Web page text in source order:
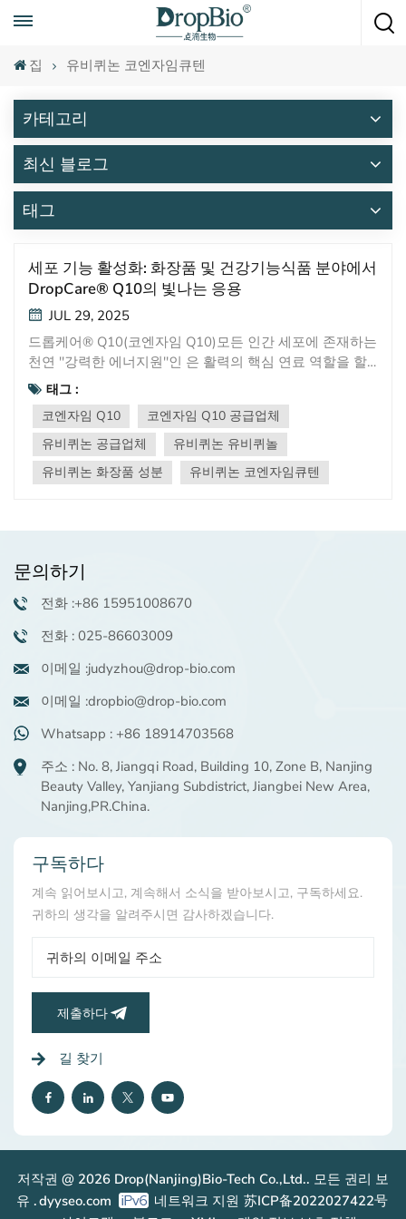
언제든지 전화하세요
+86 15951008670
집 유비퀴논 코엔자임큐텐
카테고리
최신 블로그
태그
세포 기능 활성화: 화장품 및 건강기능식품 분야에서
DropCare® Q10의 빛나는 응용
JUL 29, 2025
드롭케어® Q10(코엔자임 Q10)모든 인간 세포에 존재하는
천연 "강력한 에너지원"인 은 활력의 핵심 연료 역할을 할
뿐만 아니라, 탁월한 항산화 효과와 세포 활성화 능력으로
화장품 및 건강기능식품 분야에서도 눈부신 활약을 펼칩니
다. 신뢰할 수 있는 원자재 공급업체로서, DropCare® Q10
이 어떻게 제품 혁신의 강력한 엔진이 될 수 있는지 안내해
드립니다. 드롭케어® Q10: 자연의 에너지와 항산화제 수호
자별칭: 유비퀴논, CoQ10, 비타민 Q특성: 지용성 비타민과
생산을 위한 미토콘드리아 "전자 전달 사슬"에서 필수적입
니다. 동시에 강력한 지용성 항산화제 역할을 하여 세포막
을 자유 라디칼로부터 보호합니다.I. 화장품: DropCare®
고 피부에 활력을 불어넣는 주요 성분입니다.노화 방지의
선구자:항산화 보호막: 콜라겐과 엘라스틴을 분해하는 자유
라디칼을 중화시켜 광노화와 내재적 노화를 근원에서 퇴치
합니다.주름 및 미세주름 감소: 피부의 자체 복구 능력을 향
끄럽고 탄력 있게 만들어줍니다.탄력과 견고함을 향상시킵
니다. 피부 세포에 활력을 불어넣어 신진대사를 촉진하고,
유연성과 통통함을 개선합니다.사진 손상으로부터 보호:자
외선 차단제와 함께 사용하면 UVA/UVB 손상에 대한 방어
다.자외선으로 인한 산화 스트레스를 복구합니다.안색을 밝
게 합니다:강력한 항산화 작용을 통해 멜라닌 생성의 주요
는 피부를 선사합니다.다양한 응용 분야:세럼: 집중적인 노
화 방지를 위한 고농축 침투 효과.크림/로션: 수분을 공급하
다.아이크림: 눈가의 미세한 주름, 늘어짐, 검은 고리를 개선
제조업체용):향상된 안정성: 최신 기술(예: 미세캡슐화)은
다.최적화된 침투: 운반 시스템(예: 리포좀)은 표적 부위로
의 경피 전달을 향상시킵니다.임상적으로 뒷받침되는 주장:
노화 방지 및 항산화 효능에 대한 강력한 시험관 내, 생체
품: DropCare® Q10의 내부 "에너지" 부스트Oral
합니다.심장 건강의 수호자:심근세포는 높은 에너지를 요구
합니다. 보충제를 섭취하면 심장 기능에 활력이 더해집니
태그 :
코엔자임 Q10
코엔자임 Q10 공급업체
유비퀴논 공급업체
유비퀴논 유비퀴놀
유비퀴논 화장품 성분
유비퀴논 코엔자임큐텐
문의하기
전화 :+86 15951008670
전화 : 025-86603009
이메일 :judyzhou@drop-bio.com
이메일 :dropbio@drop-bio.com
Whatsapp : +86 18914703568
주소 : No. 8, Jiangqi Road, Building 10, Zone B, Nanjing
Beauty Valley, Yanjiang Subdistrict, Jiangbei New Area,
Nanjing,PR.China.
구독하다
계속 읽어보시고, 계속해서 소식을 받아보시고, 구독하세요.
귀하의 생각을 알려주시면 감사하겠습니다.
제출하다
길 찾기
저작권 @ 2026 Drop(Nanjing)Bio-Tech Co.,Ltd.. 모든 권리 보
유 .dyyseo.com 네트워크 지원 苏ICP备2022027422号